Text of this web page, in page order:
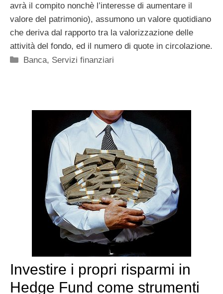
avrà il compito nonchè l’interesse di aumentare il
valore del patrimonio), assumono un valore quotidiano
che deriva dal rapporto tra la valorizzazione delle
attività del fondo, ed il numero di quote in circolazione.
Categorie
Banca, Servizi finanziari
Investire i propri risparmi in
Hedge Fund come strumenti